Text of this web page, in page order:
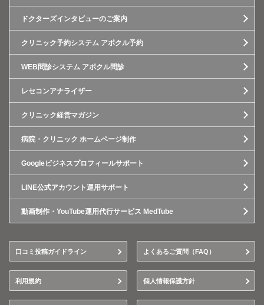
ドクターズインタビューのご案内
クリニック予約システム アポクル予約
WEB問診システム アポクル問診
レセコンアナライザー
クリニック経営マガジン
病院・クリニック ホームページ制作
Googleビジネスプロフィールサポート
LINE公式アカウント運用サポート
動画制作・YouTube運用代行サービス MedTube
口コミ投稿ガイドライン よくあるご質問（FAQ）
利用規約 個人情報保護方針